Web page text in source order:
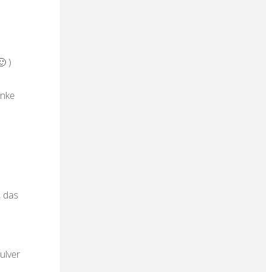
)
das